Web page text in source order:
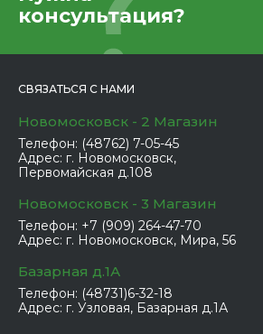
консультация?
СВЯЗАТЬСЯ С НАМИ
Новомосковск - 2 Магазин
Телефон: (48762) 7-05-45
Адрес: г. Новомосковск,
Первомайская д.108
Новомосковск - 3 Магазин
Телефон: +7 (909) 264-47-70
Адрес: г. Новомосковск, Мира, 56
Базарная д.1А
Телефон: (48731)6-32-18
Адрес: г. Узловая, Базарная д.1А